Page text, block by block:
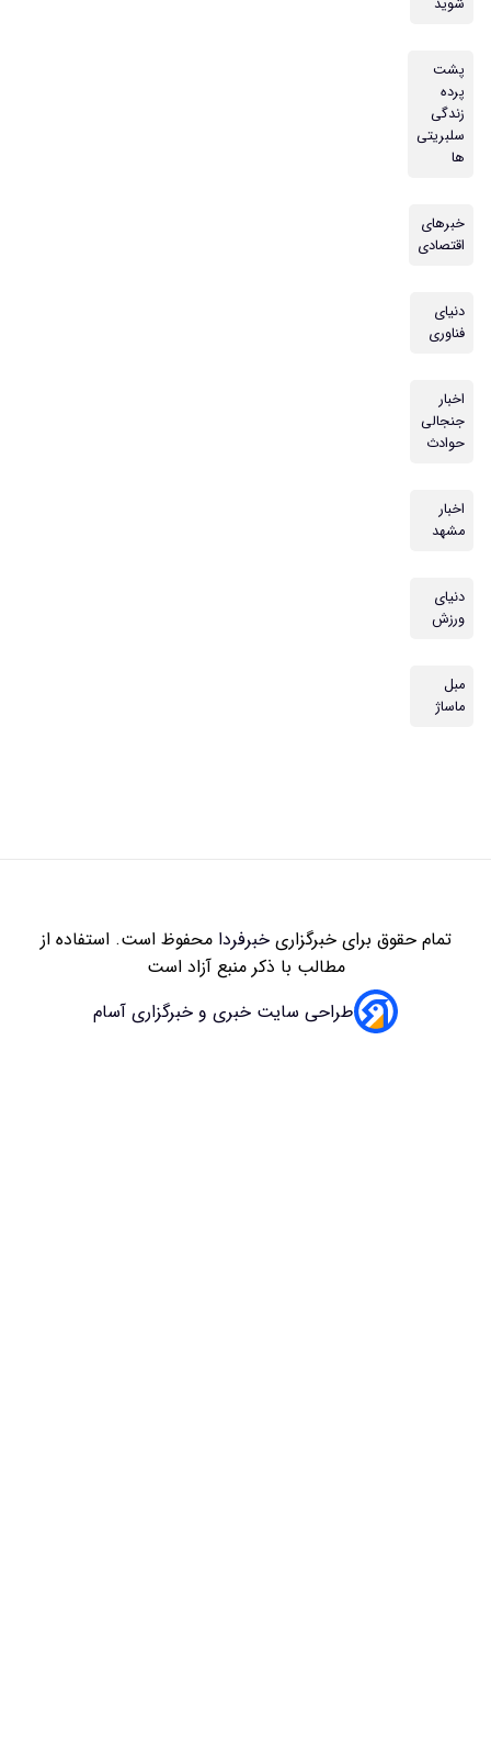
خبرفردامحفوظ است. استفاده از
با ذکر منبع آزاد است
خبری و خبرگزاری آسام